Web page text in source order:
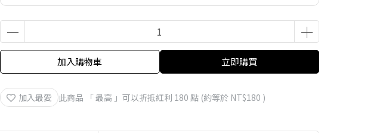
加入購物車 立即購買
加入最愛 此商品 「 最高 」可以折抵紅利 180 點 (約等於 NT$180 )